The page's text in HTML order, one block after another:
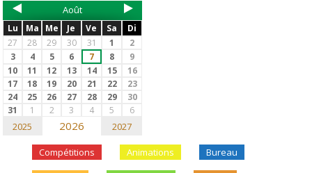
Août
Lu Ma Me Je Ve Sa
Di
27
28 29 30 31 1
2
3
4 5 6 7 8
9
10
11 12 13 14 15
16
17
18 19 20 21 22
23
24
25 26 27 28 29
30
31
1 2 3 4 5 6
2025 2026 2027
Compétitions Animations Bureau